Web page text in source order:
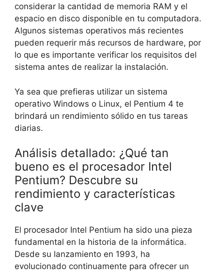
considerar la cantidad de memoria RAM y el
espacio en disco disponible en tu computadora.
Algunos sistemas operativos más recientes
pueden requerir más recursos de hardware, por
lo que es importante verificar los requisitos del
sistema antes de realizar la instalación.
Ya sea que prefieras utilizar un sistema
operativo Windows o Linux, el Pentium 4 te
brindará un rendimiento sólido en tus tareas
diarias.
Análisis detallado: ¿Qué tan
bueno es el procesador Intel
Pentium? Descubre su
rendimiento y características
clave
El procesador Intel Pentium ha sido una pieza
fundamental en la historia de la informática.
Desde su lanzamiento en 1993, ha
evolucionado continuamente para ofrecer un